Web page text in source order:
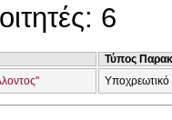
6
Τύπος
Υποχρεωτικό